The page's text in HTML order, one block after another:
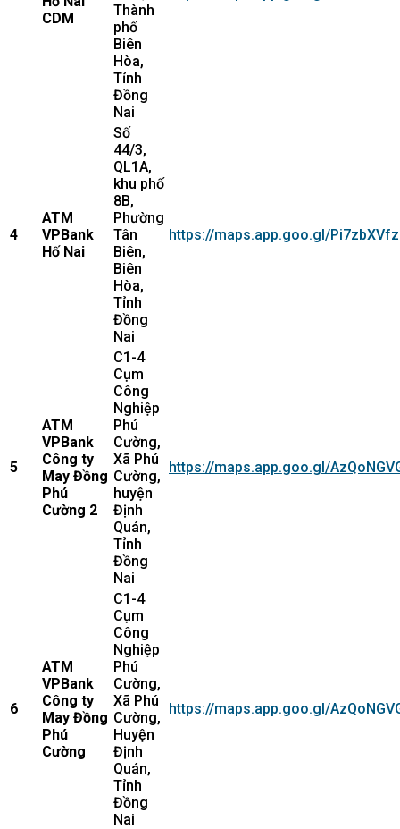
CDM
Thành
phố
Biên
Hòa,
Tỉnh
Đồng
Nai
4
ATM
VPBank
Hố Nai
Số
44/3,
QL1A,
khu phố
8B,
Phường
Tân
Biên,
Biên
Hòa,
Tỉnh
Đồng
Nai
https://maps.app.goo.gl/
5
ATM
VPBank
Công ty
May Đồng
Phú
Cường 2
C1-4
Cụm
Công
Nghiệp
Phú
Cường,
Xã Phú
Cường,
huyện
Định
Quán,
Tỉnh
Đồng
Nai
https://maps.app.goo.gl/
6
ATM
VPBank
Công ty
May Đồng
Phú
Cường
C1-4
Cụm
Công
Nghiệp
Phú
Cường,
Xã Phú
Cường,
Huyện
Định
Quán,
Tỉnh
Đồng
Nai
https://maps.app.goo.gl/